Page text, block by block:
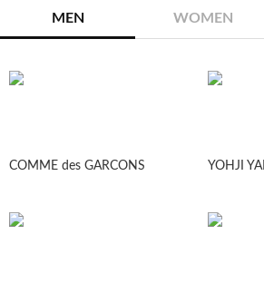
MEN WOMEN
COMME des GARCONS YOHJI